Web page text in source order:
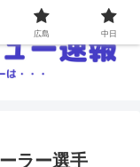
ラー選手
広島 中日